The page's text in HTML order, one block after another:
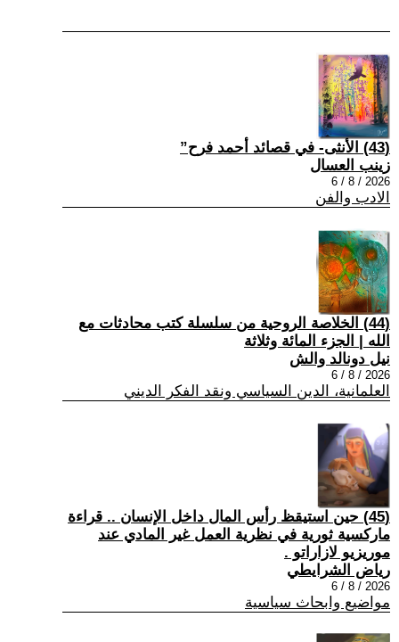
(43) الأنثى- في قصائد أحمد فرح”
زينب العسال
2026 / 8 / 6
الادب والفن
(44) الخلاصة الروحية من سلسلة كتب محادثات مع
الله | الجزء المائة وثلاثة
نيل دونالد والش
2026 / 8 / 6
العلمانية، الدين السياسي ونقد الفكر الديني
(45) حين استيقظ رأس المال داخل الإنسان .. قراءة
ماركسية ثورية في نظرية العمل غير المادي عند
موريزيو لازاراتو .
رياض الشرايطي
2026 / 8 / 6
مواضيع وابحاث سياسية